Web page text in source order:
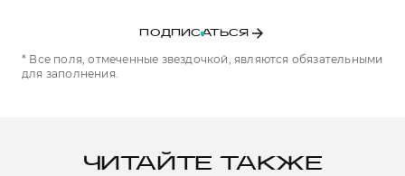
ПОДПИСАТЬСЯ
* Все поля, отмеченные звездочкой, являются обязательными
для заполнения.
ЧИТАЙТЕ ТАКЖЕ